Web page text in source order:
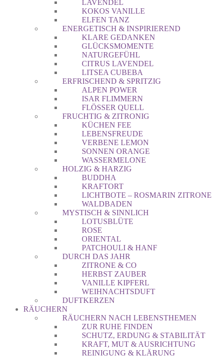
LAVENDEL
KOKOS VANILLE
ELFEN TANZ
ENERGETISCH & INSPIRIEREND
KLARE GEDANKEN
GLÜCKSMOMENTE
NATURGEFÜHL
CITRUS LAVENDEL
LITSEA CUBEBA
ERFRISCHEND & SPRITZIG
ALPEN POWER
ISAR FLIMMERN
FLÖSSER QUELL
FRUCHTIG & ZITRONIG
KÜCHEN FEE
LEBENSFREUDE
VERBENE LEMON
SONNEN ORANGE
WASSERMELONE
HOLZIG & HARZIG
BUDDHA
KRAFTORT
LICHTBOTE – ROSMARIN ZITRONE
WALDBADEN
MYSTISCH & SINNLICH
LOTUSBLÜTE
ROSE
ORIENTAL
PATCHOULI & HANF
DURCH DAS JAHR
ZITRONE & CO
HERBST ZAUBER
VANILLE KIPFERL
WEIHNACHTSDUFT
DUFTKERZEN
RÄUCHERN
RÄUCHERN NACH LEBENSTHEMEN
ZUR RUHE FINDEN
SCHUTZ, ERDUNG & STABILITÄT
KRAFT, MUT & AUSRICHTUNG
REINIGUNG & KLÄRUNG